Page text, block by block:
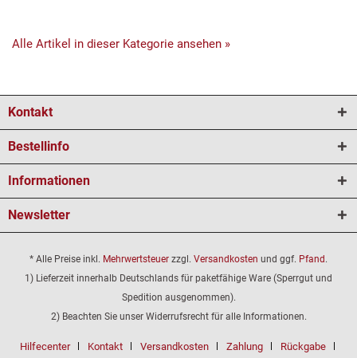
Alle Artikel in dieser Kategorie ansehen »
Kontakt
Bestellinfo
Informationen
Newsletter
* Alle Preise inkl. Mehrwertsteuer zzgl. Versandkosten und ggf. Pfand .
1) Lieferzeit innerhalb Deutschlands für paketfähige Ware (Sperrgut und
Spedition ausgenommen).
2) Beachten Sie unser Widerrufsrecht für alle Informationen.
Hilfecenter Kontakt Versandkosten Zahlung Rückgabe